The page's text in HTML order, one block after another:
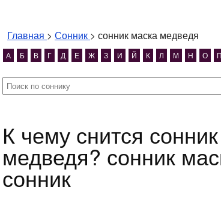
Главная > Сонник > сонник маска медведя
А Б В Г Д Е Ж З И Й К Л М Н О П
К чему снится сонник маска
медведя? сонник
сонник